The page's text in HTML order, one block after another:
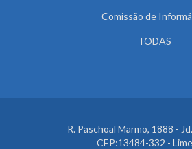
Comissão de
TODAS
R. Paschoal Marmo, 1888 -
CEP:13484-332 -